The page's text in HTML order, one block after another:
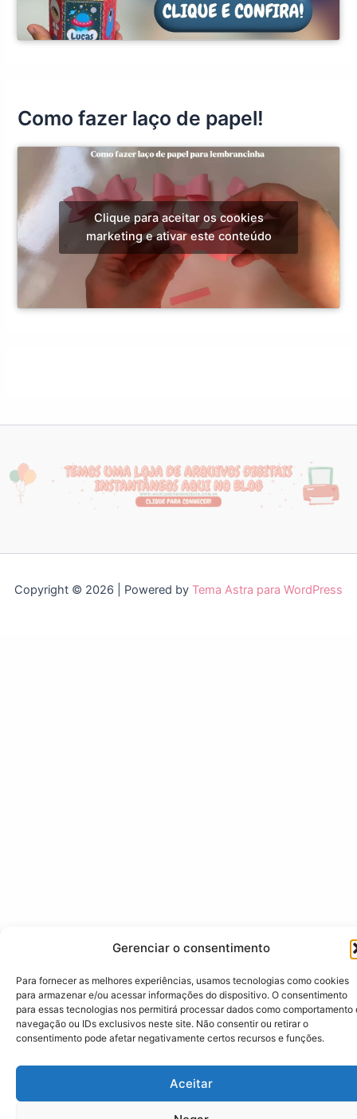
Gerenciar o consentimento
Para fornecer as melhores experiências, usamos tecnologias como cookies
para armazenar e/ou acessar informações do dispositivo. O consentimento
para essas tecnologias nos permitirá processar dados como comportamento
navegação ou IDs exclusivos neste site. Não consentir ou retirar o
consentimento pode afetar negativamente certos recursos e funções.
Aceitar
Como fazer laço de papel!
Clique para aceitar os cookies
marketing e ativar este conteúdo
Copyright © 2026 | Powered by Tema Astra para WordPress